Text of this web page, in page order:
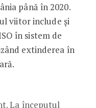
până în 2020.
viitor include și
în sistem de
extinderea în
La începutul